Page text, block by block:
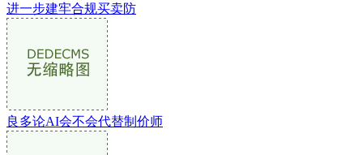
进一步建牢合规买卖防
良多论AI会不会代替制价师